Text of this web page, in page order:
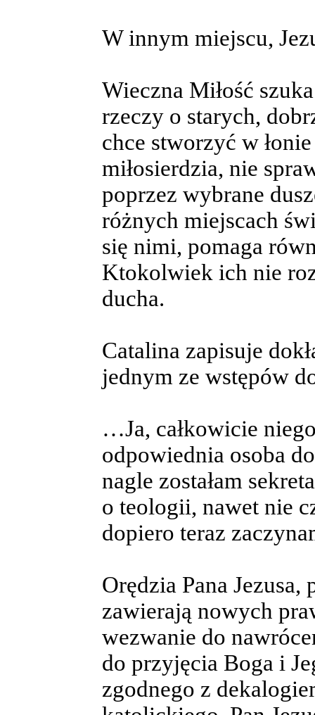
W innym miejscu,
Wieczna Miłość
rzeczy o starych,
chce stworzyć w
miłosierdzia, nie
poprzez wybrane
różnych miejscach
się nimi, pomaga
Ktokolwiek ich nie
ducha.
Catalina zapisuje
jednym ze wstępów
…Ja, całkowicie
odpowiednia osoba
nagle zostałam
o teologii, nawet nie
dopiero teraz
Orędzia Pana
zawierają nowych
wezwanie do
do przyjęcia Boga i
zgodnego z